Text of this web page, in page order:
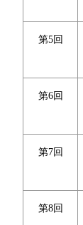
第5回
第6回
第7回
第8回